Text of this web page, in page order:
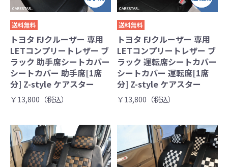
送料無料
トヨタ FJクルーザー 専用
LETコンプリートレザー ブ
ラック 助手席シートカバー
シートカバー 助手席[1席
分] Z-style ケアスター
￥13,800（税込）
送料無料
トヨタ FJクルーザー 専用
LETコンプリートレザー ブ
ラック 運転席シートカバー
シートカバー 運転席[1席
分] Z-style ケアスター
￥13,800（税込）